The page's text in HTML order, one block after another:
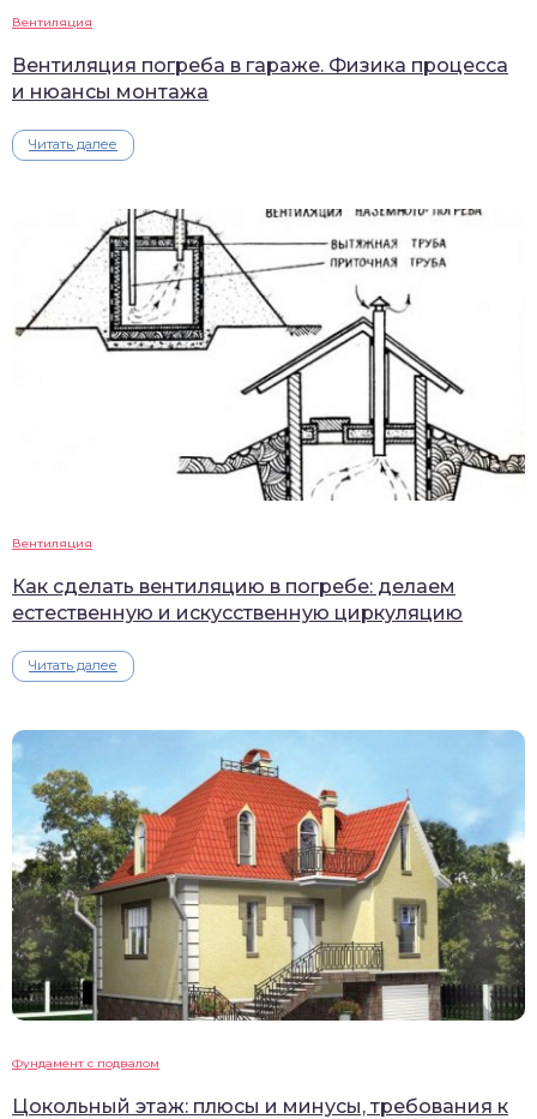
Вентиляция
Вентиляция погреба в гараже. Физика процесса
и нюансы монтажа
Читать далее
Вентиляция
Как сделать вентиляцию в погребе: делаем
естественную и искусственную циркуляцию
Читать далее
Фундамент с подвалом
Цокольный этаж: плюсы и минусы, требования к